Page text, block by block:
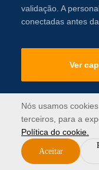
validação. A
conectadas antes
Ver
Discuta esta
Nós usamos
terceiros, para a
Política do cookie.
Aceitar